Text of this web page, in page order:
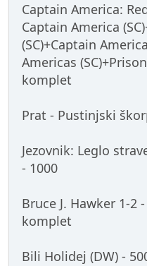
Captain America:
Captain America
(SC)+Captain
Americas
komplet
Prat - Pustinjski
Jezovnik: Leglo
- 1000
Bruce J. Hawker 1-2
komplet
Bili Holidej (DW) -